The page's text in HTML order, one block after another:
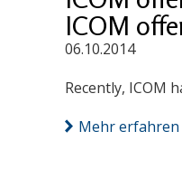
ICOM
06.10.2014
Recently, ICOM
Mehr erfahren